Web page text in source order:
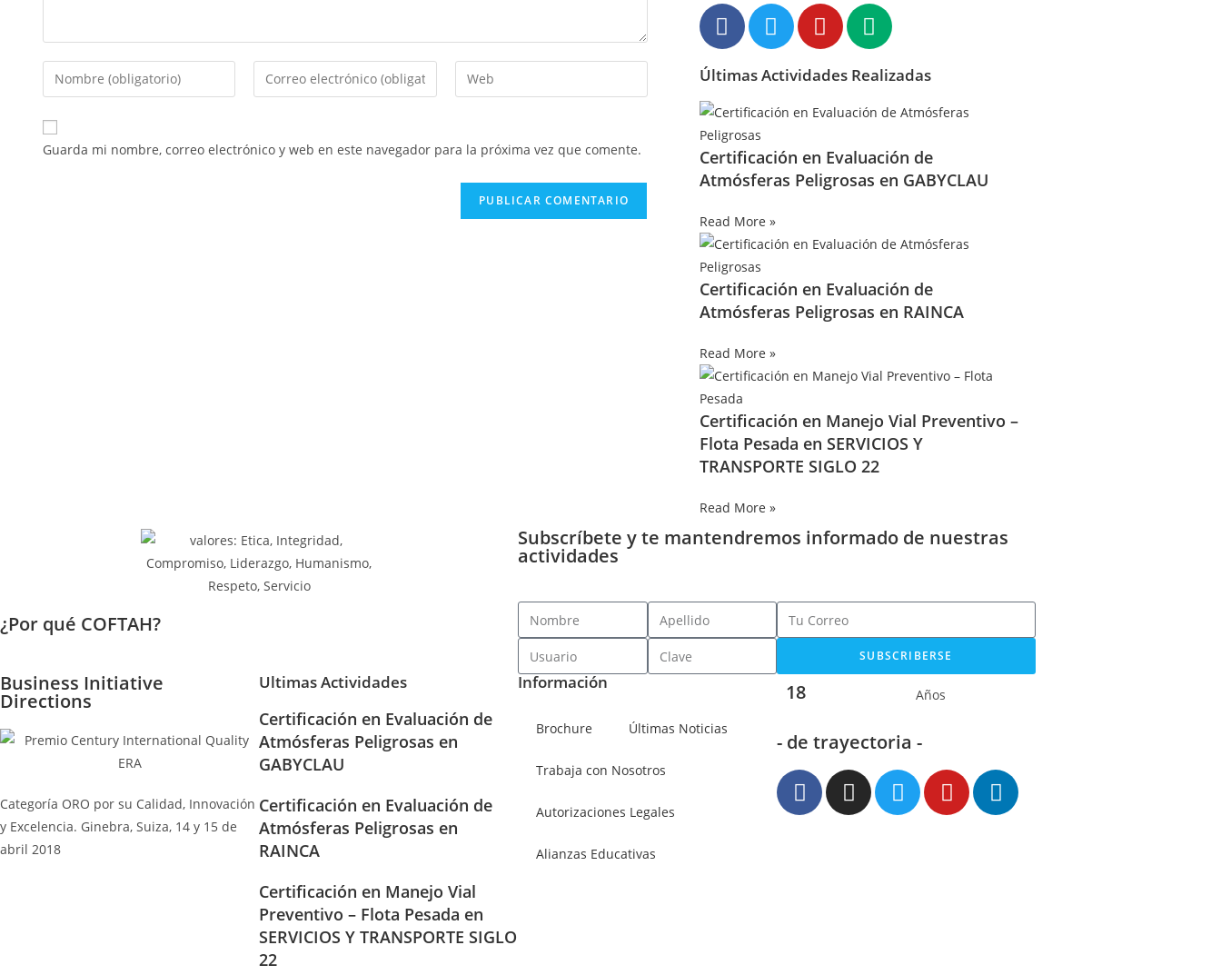
Guarda mi nombre, correo electrónico y web en este navegador para la próxima vez que comente.
Últimas Actividades Realizadas
Certificación en Evaluación de
Atmósferas Peligrosas en GABYCLAU
Read More »
Certificación en Evaluación de
Atmósferas Peligrosas en RAINCA
Read More »
Certificación en Manejo Vial Preventivo –
Flota Pesada en SERVICIOS Y
TRANSPORTE SIGLO 22
Read More »
¿Por qué COFTAH?
Subscríbete y te mantendremos informado de nuestras
actividades
SUBSCRIBERSE
Business Initiative
Directions
Categoría ORO por su Calidad, Innovación
y Excelencia. Ginebra, Suiza, 14 y 15 de
abril 2018
Ultimas Actividades
Certificación en Evaluación de
Atmósferas Peligrosas en
GABYCLAU
Certificación en Evaluación de
Atmósferas Peligrosas en
RAINCA
Certificación en Manejo Vial
Preventivo – Flota Pesada en
SERVICIOS Y TRANSPORTE SIGLO
22
Información
Brochure Últimas Noticias
Trabaja con Nosotros
Autorizaciones Legales
Alianzas Educativas
18 Años
- de trayectoria -